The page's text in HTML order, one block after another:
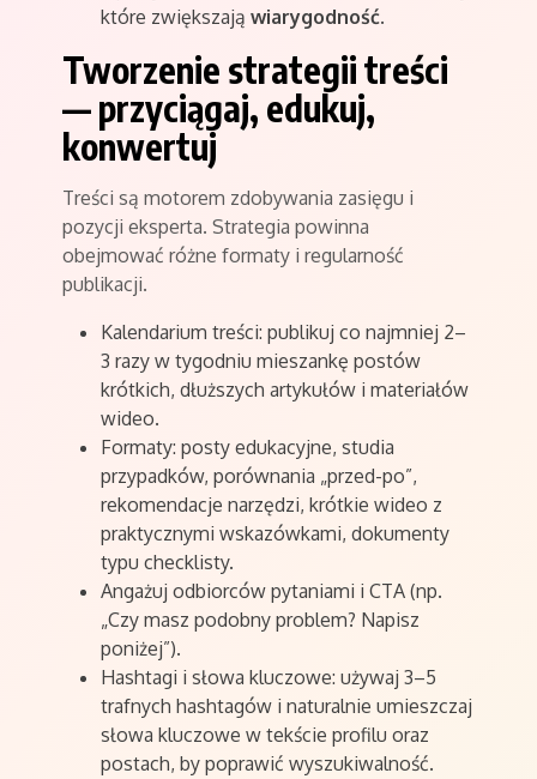
które zwiększają wiarygodność.
Tworzenie strategii treści
— przyciągaj, edukuj,
konwertuj
Treści są motorem zdobywania zasięgu i
pozycji eksperta. Strategia powinna
obejmować różne formaty i regularność
publikacji.
Kalendarium treści: publikuj co najmniej 2–
3 razy w tygodniu mieszankę postów
krótkich, dłuższych artykułów i materiałów
wideo.
Formaty: posty edukacyjne, studia
przypadków, porównania „przed-po”,
rekomendacje narzędzi, krótkie wideo z
praktycznymi wskazówkami, dokumenty
typu checklisty.
Angażuj odbiorców pytaniami i CTA (np.
„Czy masz podobny problem? Napisz
poniżej”).
Hashtagi i słowa kluczowe: używaj 3–5
trafnych hashtagów i naturalnie umieszczaj
słowa kluczowe w tekście profilu oraz
postach, by poprawić wyszukiwalność.